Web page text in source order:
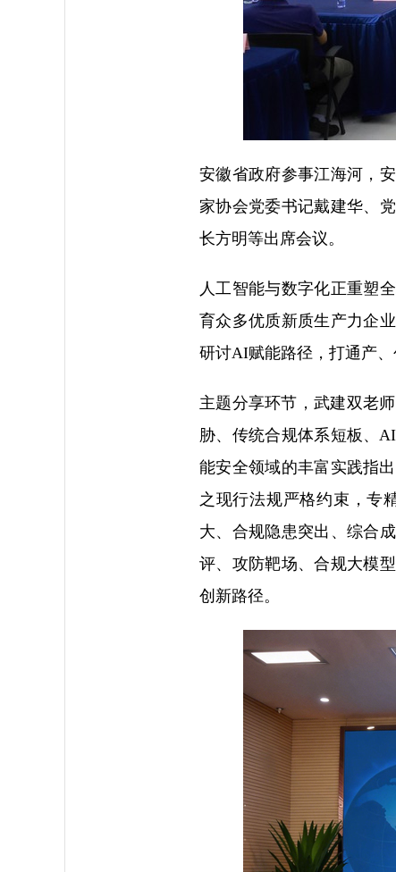
安徽省政府参事江海河，
家协会党委书记戴建华、
长方明等出席会议。
人工智能与数字化正重塑
育众多优质新质生产力企
研讨AI赋能路径，打通产
主题分享环节，武建双老
胁、传统合规体系短板、
能安全领域的丰富实践指
之现行法规严格约束，专
大、合规隐患突出、综合
评、攻防靶场、合规大模
创新路径。